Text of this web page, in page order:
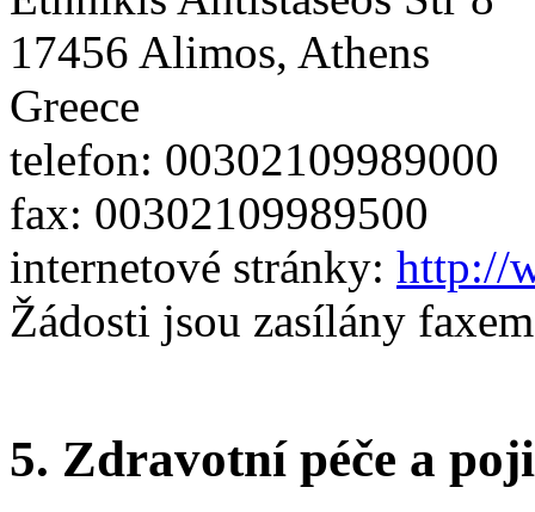
17456 Alimos, Athens
Greece
telefon:
fax: 00302109989500
internetové stránky: http://
Žádosti jsou zasílány
5. Zdravotní péče a